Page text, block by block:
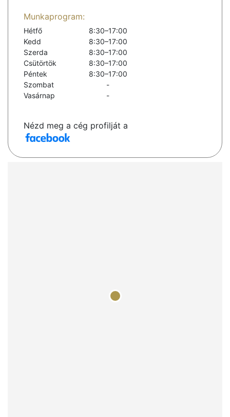
Munkaprogram:
Hétfő
8:30–17:00
Kedd
8:30–17:00
Szerda
8:30–17:00
Csütörtök
8:30–17:00
Péntek
8:30–17:00
Szombat
-
Vasárnap
-
Nézd meg a cég profilját a